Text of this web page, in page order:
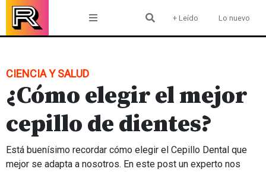
Skip
content
+ Leído Lo nuevo
CIENCIA Y SALUD
¿Cómo elegir el mejor
cepillo de dientes?
Está buenísimo recordar cómo elegir el Cepillo Dental que
mejor se adapta a nosotros. En este post un experto nos